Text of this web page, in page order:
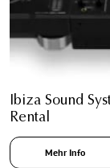
Ibiza Sound
Rental
Mehr Info